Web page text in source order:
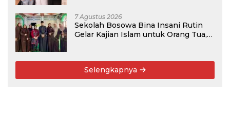
7 Agustus 2026
Sekolah Bosowa Bina Insani Rutin
Gelar Kajian Islam untuk Orang Tua,
Selengkapnya